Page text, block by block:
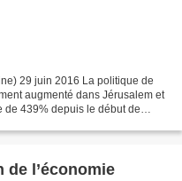
29 juin 2016 La politique de
augmenté dans Jérusalem et
de 439% depuis le début de
de l’économie